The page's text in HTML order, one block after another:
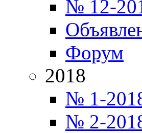
№ 12-
Форум
2018
№ 1-
№ 2-